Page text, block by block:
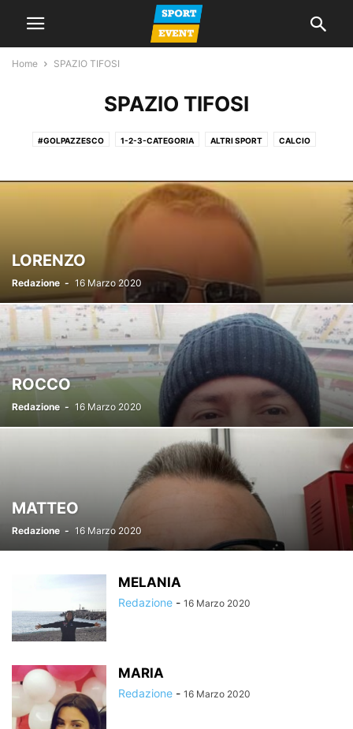
Home SPAZIO TIFOSI
SPAZIO TIFOSI
#GOLPAZZESCO 1-2-3-CATEGORIA ALTRI SPORT CALCIO
LA VOCE DEL MERCOLEDI NEWS PROMOZIONE SERIE A SERIE C
SERIE D SPAZIO TIFOSI
LORENZO
Redazione - 16 Marzo 2020
ROCCO
Redazione - 16 Marzo 2020
MATTEO
Redazione - 16 Marzo 2020
MELANIA
Redazione - 16 Marzo 2020
MARIA
Redazione - 16 Marzo 2020